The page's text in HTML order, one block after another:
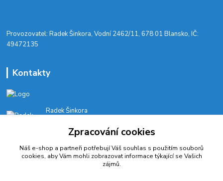
​Provozovatel: Radek Šinkora, Vodní 2462/11, 678 01 Blansko, IČ:
49472135
Kontakty
Radek Šinkora
E-SHOP: Po-Pá, 8-17 hod.
cyklobikesport@seznam.cz
Zpracování cookies
Náš e-shop a partneři potřebují Váš souhlas s použitím souborů
cookies, aby Vám mohli zobrazovat informace týkající se Vašich
zájmů.